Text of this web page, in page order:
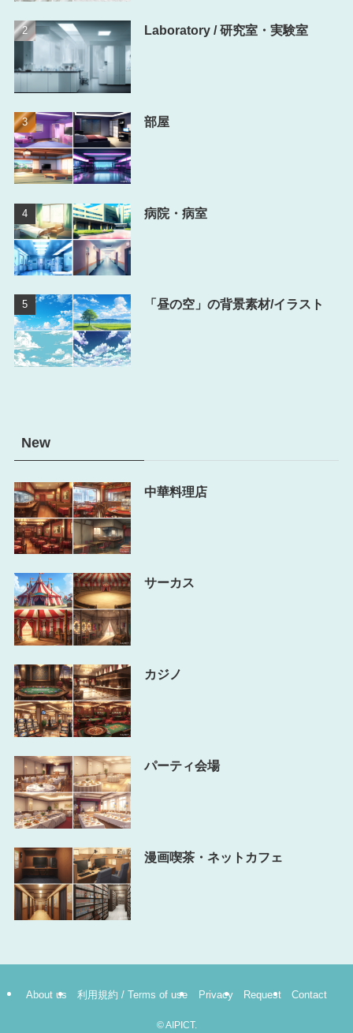
Laboratory / 研究室・実験室
部屋
病院・病室
「昼の空」の背景素材/イラスト
New
中華料理店
サーカス
カジノ
パーティ会場
漫画喫茶・ネットカフェ
About us 利用規約 / Terms of use Privacy Request Contact
©AIPICT.